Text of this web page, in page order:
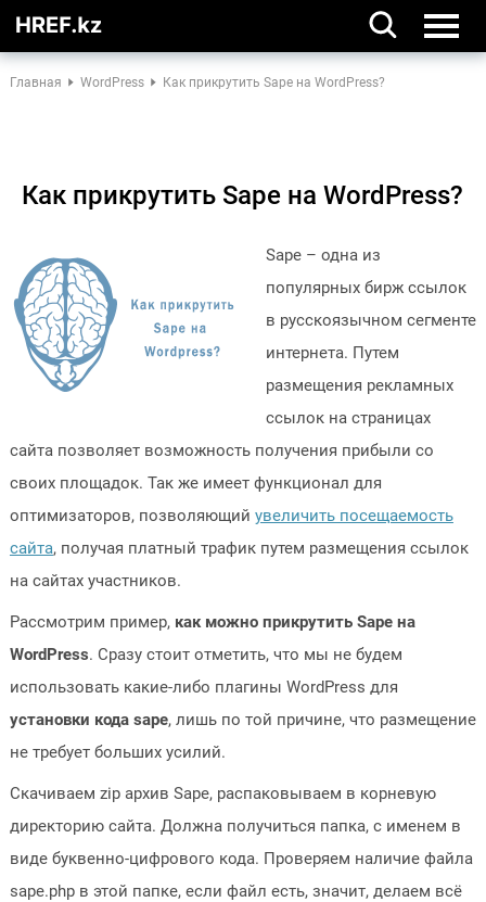
Главная WordPress Как прикрутить Sape на WordPress?
Как прикрутить Sape на WordPress?
Sape – одна из
популярных бирж ссылок
в русскоязычном сегменте
интернета. Путем
размещения рекламных
ссылок на страницах
сайта позволяет возможность получения прибыли со
своих площадок. Так же имеет функционал для
оптимизаторов, позволяющий увеличить посещаемость
сайта, получая платный трафик путем размещения ссылок
на сайтах участников.
Рассмотрим пример, как можно прикрутить Sape на
WordPress. Сразу стоит отметить, что мы не будем
использовать какие-либо плагины WordPress для
установки кода sape, лишь по той причине, что размещение
не требует больших усилий.
Скачиваем zip архив Sape, распаковываем в корневую
директорию сайта. Должна получиться папка, с именем в
виде буквенно-цифрового кода. Проверяем наличие файла
sape.php в этой папке, если файл есть, значит, делаем всё